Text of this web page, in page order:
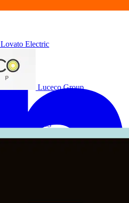
Lovato Electric
Luceco Group
Luceco Lighting